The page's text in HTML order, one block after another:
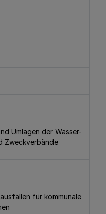
Umlagen der Wasser-
Zweckverbände
für kommunale